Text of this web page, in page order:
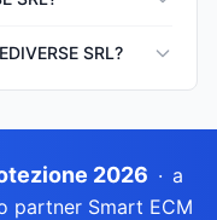
SRL?
2026 · a
partner Smart ECM